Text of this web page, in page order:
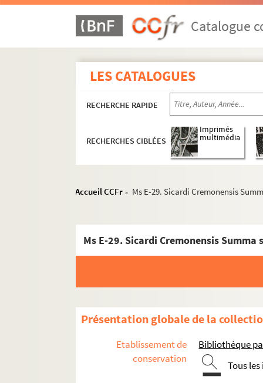
Catalogue
LES CATALOGUES
RECHERCHE RAPIDE
RECHERCHES CIBLÉES
Imprimés
multimédia
Accueil CCFr > Ms E-29. Sicardi Cremonensis
Ms E-29. Sicardi Cremonensis
Présentation globale de la
Etablissement de
conservation
Bibliothèque
Tous
Ms E-1. Justinien, Infortiat (Digeste, livres
Ms E-2. Summa magistri Gaufridi de Trano,
Ms E-3. Gregorii IX Decretalium libri V et
Ms E-4. Guillelmi Durandi Speculum
Ms E-5. Henrici de Segusia, cardinalis
Ms E-6. Johannis Andreae novella super sexto
Ms E-10. Henrici de Segusia, cardinalis
Ms E-11. Guidonis de Baisio Rosarium Decreti
Ms E-14. Gregorii IX Decretalium libri V, cum
Ms E-15. Justiniani Codicis libri IX priores
Ms E-16. Johannis Andreae apparatus super
Ms E-17. Huguccionis summa in Decretum